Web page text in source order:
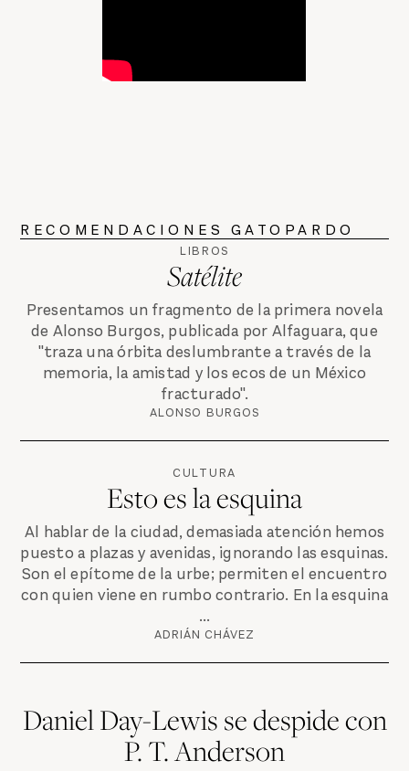
RECOMENDACIONES GATOPARDO
LIBROS
Satélite
Presentamos un fragmento de la primera novela
de Alonso Burgos, publicada por Alfaguara, que
"traza una órbita deslumbrante a través de la
memoria, la amistad y los ecos de un México
fracturado".
ALONSO BURGOS
CULTURA
Esto es la esquina
Al hablar de la ciudad, demasiada atención hemos
puesto a plazas y avenidas, ignorando las esquinas.
Son el epítome de la urbe; permiten el encuentro
con quien viene en rumbo contrario. En la esquina
...
ADRIÁN CHÁVEZ
Daniel Day-Lewis se despide con
P. T. Anderson